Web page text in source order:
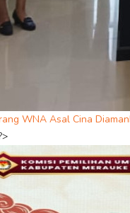
WNA Asal Cina